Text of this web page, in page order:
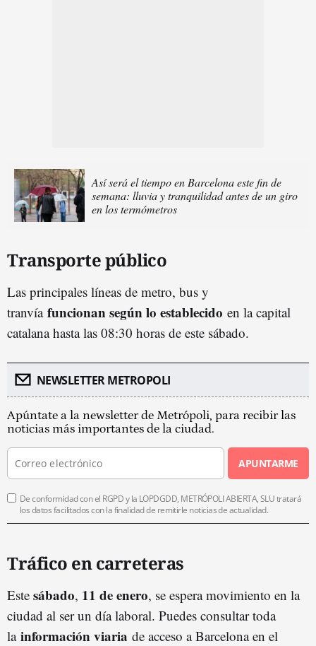
Así será el tiempo en Barcelona este fin de
semana: lluvia y tranquilidad antes de un giro
en los termómetros
Transporte público
Las principales líneas de metro, bus y
tranvía funcionan según lo establecido en la capital
catalana hasta las 08:30 horas de este sábado.
NEWSLETTER METROPOLI
Apúntate a la newsletter de Metrópoli, para recibir las
noticias más importantes de la ciudad.
APUNTARME
De conformidad con el RGPD y la LOPDGDD, METRÓPOLI ABIERTA, SLU tratará
los datos facilitados con la finalidad de remitirle noticias de actualidad.
Tráfico en carreteras
Este sábado, 11 de enero, se espera movimiento en la
ciudad al ser un día laboral. Puedes consultar toda
la información viaria de acceso a Barcelona en el